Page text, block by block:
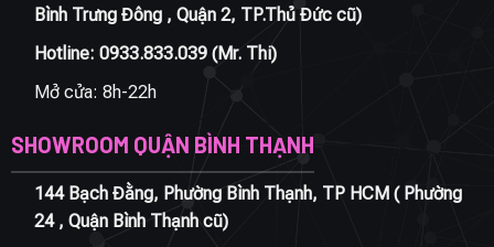
Bình Trưng Đông , Quận 2, TP.Thủ Đức cũ)
Hotline: 0933.833.039(Mr. Thi)
Mở cửa: 8h-22h
SHOWROOM QUẬN BÌNH THẠNH
144 Bạch Đằng, Phường Bình Thạnh, TP HCM ( Phường
24 , Quận Bình Thạnh cũ)